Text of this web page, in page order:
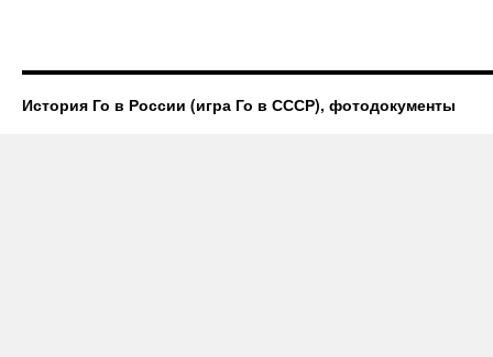
История Го в России (игра Го в СССР), фотодокументы